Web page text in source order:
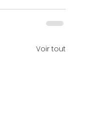
Voir tout